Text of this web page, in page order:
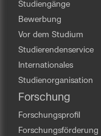
Studiengänge
Bewerbung
Vor dem Studium
Studierendenservice
Internationales
Studienorganisation
Forschung
Forschungsprofil
Forschungsförderung